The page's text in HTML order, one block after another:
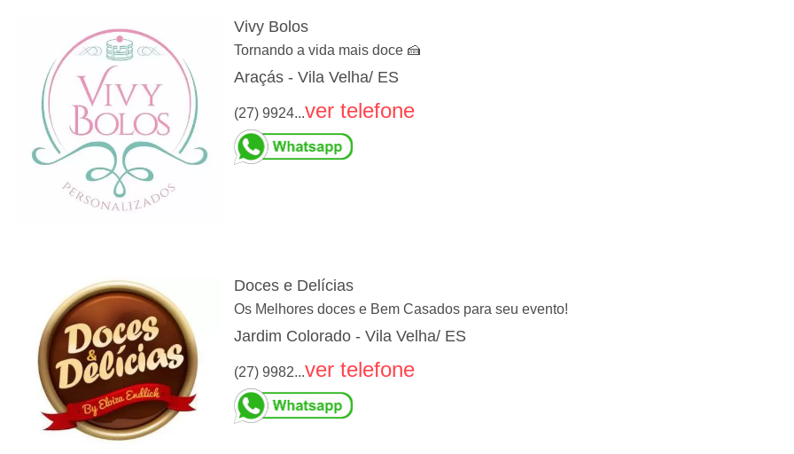
Vivy Bolos
Tornando a vida mais doce 🍰
Araçás - Vila Velha/ ES
(27) 9924...ver telefone
Doces e Delícias
Os Melhores doces e Bem Casados para seu evento!
Jardim Colorado - Vila Velha/ ES
(27) 9982...ver telefone